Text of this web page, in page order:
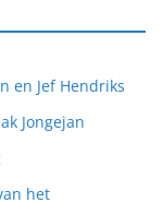
en Jef Hendriks
Jongejan
het